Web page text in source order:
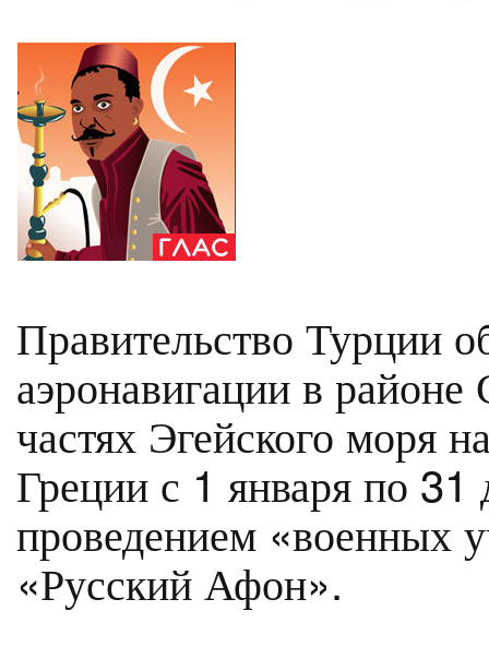
Правительство Турции
аэронавигации в
частях Эгейского моря
Греции с 1 января по 31
проведением «военных
«Русский Афон».